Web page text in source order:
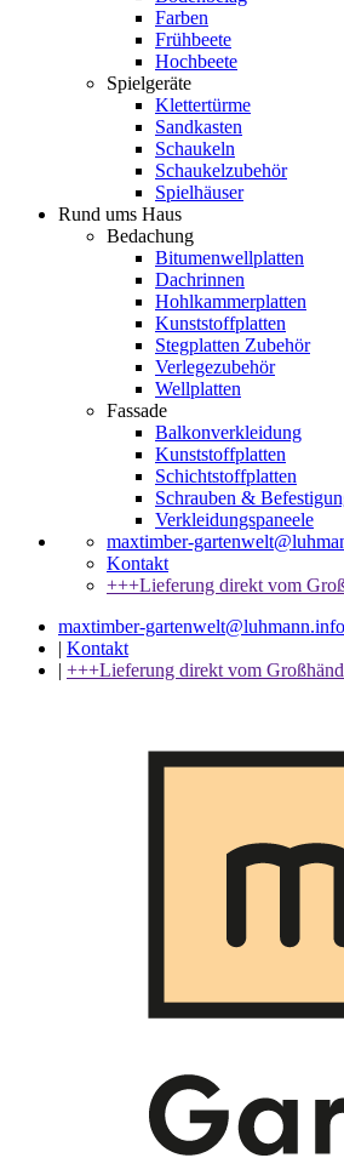
Farben
Frühbeete
Hochbeete
Spielgeräte
Klettertürme
Sandkasten
Schaukeln
Schaukelzubehör
Spielhäuser
Rund ums Haus
Bedachung
Bitumenwellplatten
Dachrinnen
Hohlkammerplatten
Kunststoffplatten
Stegplatten Zubehör
Verlegezubehör
Wellplatten
Fassade
Balkonverkleidung
Kunststoffplatten
Schichtstoffplatten
Schrauben &
Verkleidungspaneele
maxtimber-
Kontakt
+++Lieferung direkt vom
maxtimber-gartenwelt@luhmann.info
| Kontakt
| +++Lieferung direkt vom